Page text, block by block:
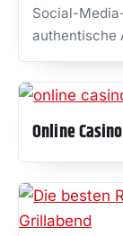
Social-
authentische
Online